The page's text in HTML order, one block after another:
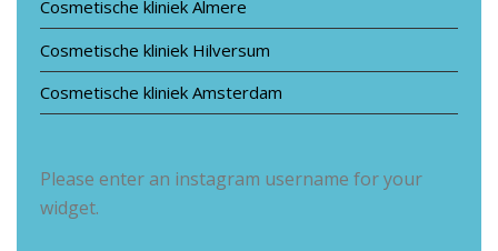
Cosmetische kliniek Almere
Cosmetische kliniek Hilversum
Cosmetische kliniek Amsterdam
Please enter an instagram username for your
widget.